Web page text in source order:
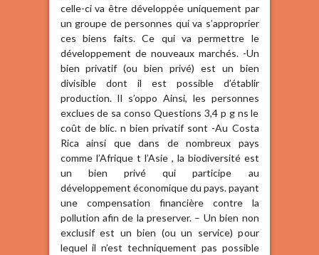
celle-ci va être développée uniquement par
un groupe de personnes qui va s’approprier
ces biens faits. Ce qui va permettre le
développement de nouveaux marchés. -Un
bien privatif (ou bien privé) est un bien
divisible dont il est possible d’établir
production. Il s’oppo Ainsi, les personnes
exclues de sa conso Questions 3,4 p g ns le
coût de blic. n bien privatif sont -Au Costa
Rica ainsi que dans de nombreux pays
comme l’Afrique t l’Asie , la biodiversité est
un bien privé qui participe au
développement économique du pays. payant
une compensation financière contre la
pollution afin de la preserver. – Un bien non
exclusif est un bien (ou un service) pour
lequel il n’est techniquement pas possible